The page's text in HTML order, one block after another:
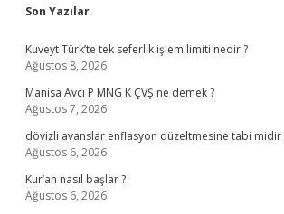
Sidebar
Son Yazılar
Kuveyt Türk’te tek seferlik işlem limiti nedir ?
Ağustos 8, 2026
Manisa Avcı P MNG K ÇVŞ ne demek ?
Ağustos 7, 2026
dövizli avanslar enflasyon düzeltmesine tabi midir
Ağustos 6, 2026
Kur’an nasıl başlar ?
Ağustos 6, 2026